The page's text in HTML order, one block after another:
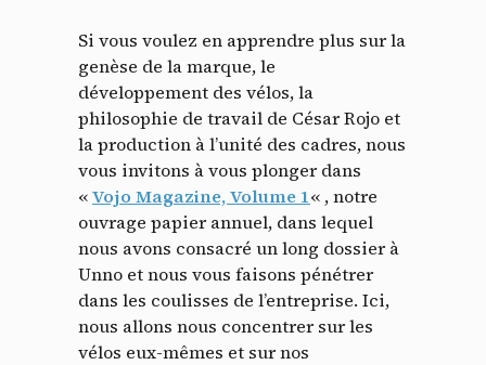
Si vous voulez en apprendre plus sur la
genèse de la marque, le
développement des vélos, la
philosophie de travail de César Rojo et
la production à l’unité des cadres, nous
vous invitons à vous plonger dans
«Vojo Magazine, Volume 1« , notre
ouvrage papier annuel, dans lequel
nous avons consacré un long dossier à
Unno et nous vous faisons pénétrer
dans les coulisses de l’entreprise. Ici,
nous allons nous concentrer sur les
vélos eux-mêmes et sur nos